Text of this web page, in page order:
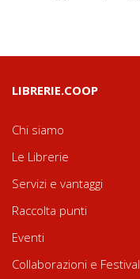
LIBRERIE.COOP
Chi siamo
Le Librerie
Servizi e vantaggi
Raccolta punti
Eventi
Collaborazioni e Festival